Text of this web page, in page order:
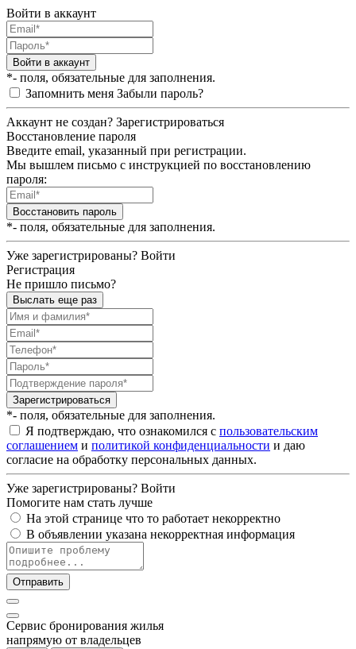
Войти в аккаунт
Войти в аккаунт
*- поля, обязательные для заполнения.
Запомнить меня Забыли пароль?
Аккаунт не создан? Зарегистрироваться
Восстановление пароля
Введите email, указанный при регистрации.
Мы вышлем письмо с инструкцией по восстановлению
пароля:
Восстановить пароль
*- поля, обязательные для заполнения.
Уже зарегистрированы? Войти
Регистрация
Не пришло письмо?
Выслать еще раз
Зарегистрироваться
*- поля, обязательные для заполнения.
Я подтверждаю, что ознакомился с пользовательским
соглашением и политикой конфиденциальности и даю
согласие на обработку персональных данных.
Уже зарегистрированы? Войти
Помогите нам стать лучше
На этой странице что то работает некорректно
В объявлении указана некорректная информация
Отправить
Cервис бронирования жилья
напрямую от владельцев